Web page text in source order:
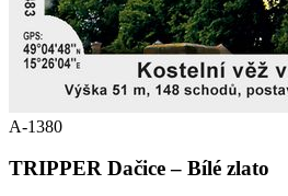
A-1380
TRIPPER Dačice – Bílé zlato